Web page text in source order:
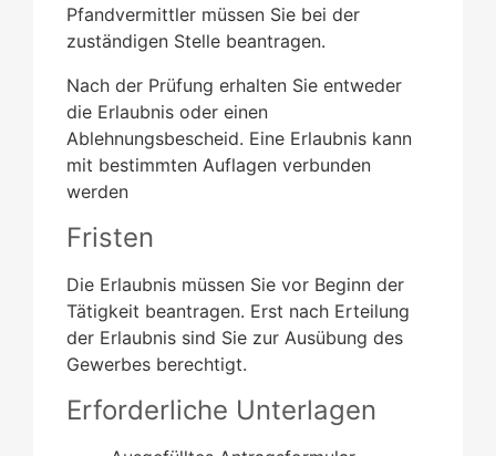
Pfandvermittler müssen Sie bei der
zuständigen Stelle beantragen.
Nach der Prüfung erhalten Sie entweder
die Erlaubnis oder einen
Ablehnungsbescheid. Eine Erlaubnis kann
mit bestimmten Auflagen verbunden
werden
Fristen
Die Erlaubnis müssen Sie vor Beginn der
Tätigkeit beantragen. Erst nach Erteilung
der Erlaubnis sind Sie zur Ausübung des
Gewerbes berechtigt.
Erforderliche Unterlagen